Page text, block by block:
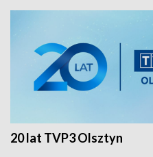
20 lat TVP3 Olsztyn